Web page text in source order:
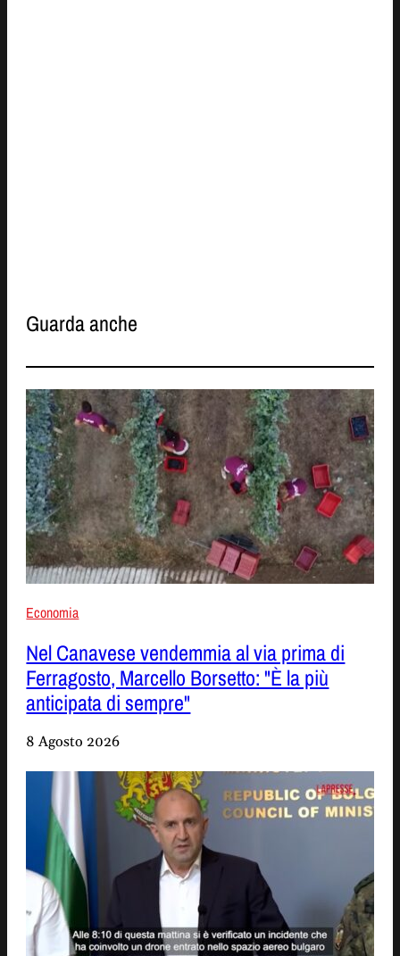
Guarda anche
Economia
Nel Canavese vendemmia al via prima di
Ferragosto, Marcello Borsetto: "È la più
anticipata di sempre"
8 Agosto 2026